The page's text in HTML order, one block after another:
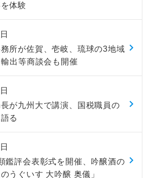
体験
所が佐賀、壱岐、琉球の3地域
出等商談会も開催
が九州大で講演、国税職員の
る
鑑評会表彰式を開催、吟醸酒の
うぐいす 大吟醸 奥儀」